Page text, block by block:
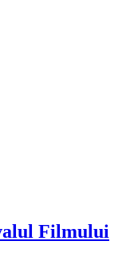
Filmului